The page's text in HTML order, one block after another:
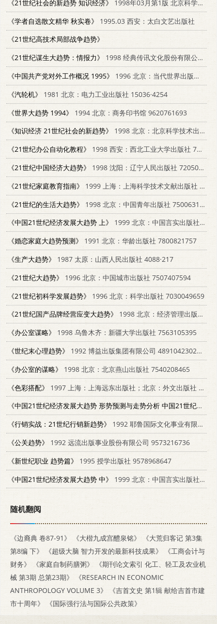
《21世纪社会的新趋势 知识经济》
1998年03月第1版 北京科学技术出版社
《学者自选散文精华 秋实卷》
1995.03 西安：太白文艺出版社
《21世纪高技术局部战争趋势》
《21世纪谋生大趋势：情报力》
1998 经典传讯文化股份有限公司 9578302010
《中国共产党对外工作概况 1995》
1996 北京：当代世界出版社 780115049X
《汽轮机》
1981 北京：电力工业出版社 15036·4254
《世界大趋势 1994》
1994 北京：商务印书馆 9620761693
《知识经济 21世纪社会的新趋势》
1998 北京：北京科学技术出版社 7530420747
《21世纪办公自动化教程》
1998 西安：西北工业大学出版社 7561210698
《21世纪中国经济大趋势》
1998 沈阳：辽宁人民出版社 7205041694
《21世纪家庭教育指南》 1999 上海：上海科学技术文献出版社 7543914034
《21世纪的生活大趋势》
1998 北京：中国青年出版社 7500631162
《中国21世纪经济发展大趋势 上》
1999 北京：中国言实出版社 7801281934
《婚恋家庭大趋势预测》
1991 北京：华龄出版社 7800821757
《生产大趋势》
1987 太原：山西人民出版社 4088·217
《21世纪大趋势》
1996 北京：中国城市出版社 7507407594
《21世纪初科学发展趋势》
1996 北京：科学出版社 7030049659
《21世纪国产品牌经营应变大趋势》
1998 北京：经济管理出版社 7801186907
《办公室谋略》
1998 乌鲁木齐：新疆大学出版社 7563105395
《世纪末心理趋势》
1992 博益出版集团有限公司 4891042302100
《办公室的谋略》
1998 北京：北京燕山出版社 7540208465
《色彩搭配》
1997 上海：上海远东出版社；北京：外文出版社 7806137092
《中国21世纪经济发展大趋势 形势预测与走势分析 中国21世纪经济蓝皮书》
《行销实战：21世纪行销新趋势》
1992 耶鲁国际文化事业有限公司 9578635109
《公关趋势》
1992 远流出版事业股份有限公司 9573216736
《新世纪职业 趋势篇》
1995 授学出版社 9578968647
《中国21世纪经济发展大趋势 中》
1999 北京：中国言实出版社 7801281934
随机翻阅
《边裔典 卷87-91》 《大楷九成宫醴泉铭》
《大荒归客记 第3集
第8编 下》
《超级大脑 智力开发的最新科技成果》
《工商会计与
财务》
《家庭自制药膳粥》
《期刊论文索引 化工、轻工及农业机
械 第3期 总第23期》
《RESEARCH IN ECONOMIC
ANTHROPOLOGY VOLUME 3》
《吉首文史 第1辑 献给吉首市建
市十周年》
《国际强行法与国际公共政策》